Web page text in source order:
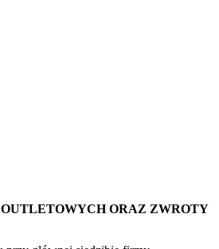
ORAZ ZWROTY